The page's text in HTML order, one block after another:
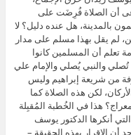
أن الصلاة فُرِضَت على
بالمدينة، هل عنده دليل؟ لا
لم يقل بهذا مسلم على مدار
تعلم أن المسلمين كانوا
والنبي يُصلي والإمام علي
من شريعة إبراهيم وليس
لكن هذه الصلاة كما
هذا في الخُطبة المُقبِلة
أنكرها الدكتور يوسف
أن الإقرار بهذه الحقيقة –